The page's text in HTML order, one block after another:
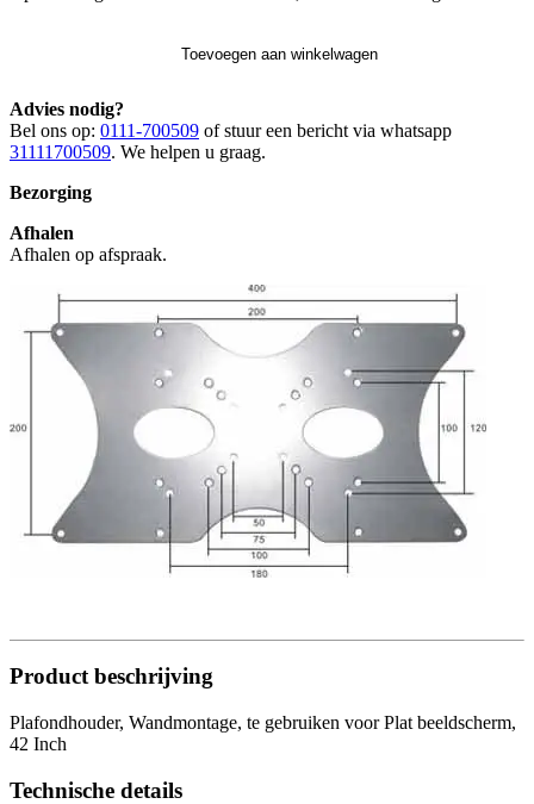
Toevoegen aan winkelwagen
Advies nodig?
Bel ons op: 0111-700509 of stuur een bericht via whatsapp
31111700509. We helpen u graag.
Bezorging
Afhalen
Afhalen op afspraak.
Product beschrijving
Plafondhouder, Wandmontage, te gebruiken voor Plat beeldscherm,
42 Inch
Technische details